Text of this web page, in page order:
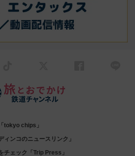
tokyo chips」
ィンコのニュースリンク」
チェック「Trip Press」